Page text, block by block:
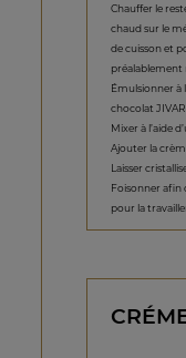
Chauffer le
chaud sur le
de cuisson et
préalablement
Émulsionner à
chocolat
Mixer à l’aide
Ajouter la
Laisser
Foisonner afin
pour la